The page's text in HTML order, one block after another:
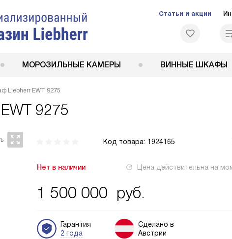
Статьи и акции
МОРОЗИЛЬНЫЕ КАМЕРЫ ВИННЫЕ ШКАФЫ
Liebherr EWT 9275
9275
Код товара: 1924165
Нет в наличии Цена действительна на
1 500 000 руб.
Гарантия
2 года
Сделано в
Австрии